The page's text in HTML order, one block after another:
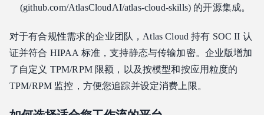
(github.com/AtlasCloudAI/atlas-cloud-skills) 的开源集成。
对于有合规性需求的企业团队，Atlas Cloud 持有 SOC II 认
证并符合 HIPAA 标准，支持静态与传输加密。企业版增加
了自定义 TPM/RPM 限额，以及按模型和按应用粒度的
TPM/RPM 监控，方便您追踪并设定消费上限。